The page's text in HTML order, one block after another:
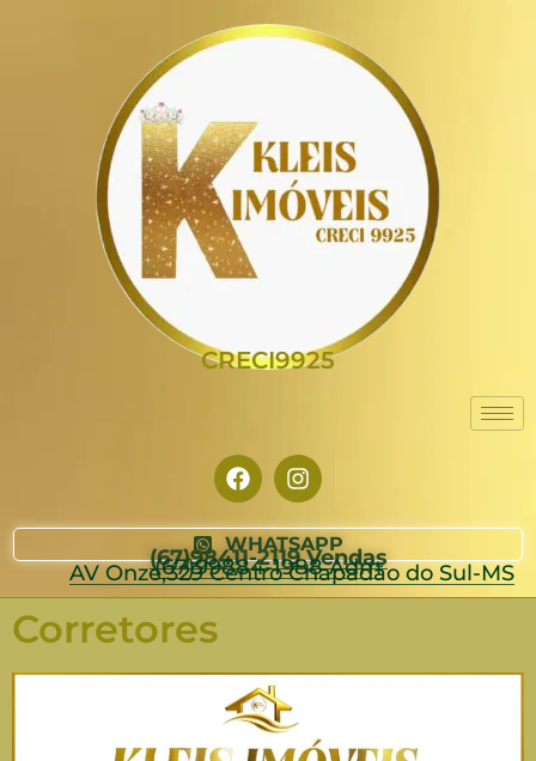
CRECI9925
WHATSAPP
(67)98411-2119 Vendas
(67)99884-1988 Adm
AV Onze,329 Centro Chapadão do Sul-MS
Corretores